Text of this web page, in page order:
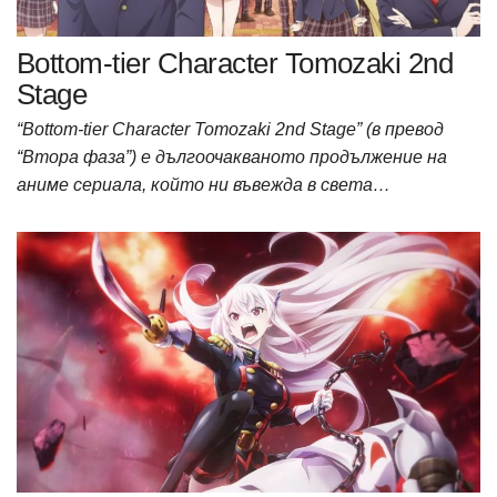
Bottom-tier Character Tomozaki 2nd
Stage
“Bottom-tier Character Tomozaki 2nd Stage” (в превод
“Втора фаза”) е дългоочакваното продължение на
аниме сериала, който ни въвежда в света…